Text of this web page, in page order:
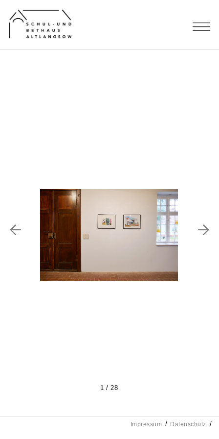
1 / 28
Impressum Datenschutz